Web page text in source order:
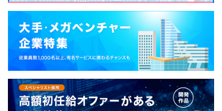
Docker、Kubernetes、Prometheus、Amazon
CloudWatch
BigQuery